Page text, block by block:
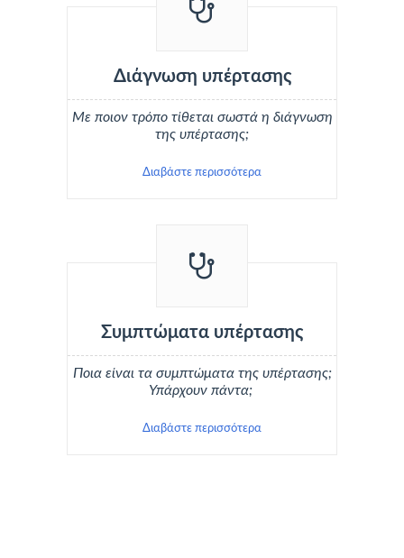
Διάγνωση υπέρτασης
Με ποιον τρόπο τίθεται σωστά η διάγνωση
της υπέρτασης;
Διαβάστε περισσότερα
Συμπτώματα υπέρτασης
Ποια είναι τα συμπτώματα της υπέρτασης;
Υπάρχουν πάντα;
Διαβάστε περισσότερα